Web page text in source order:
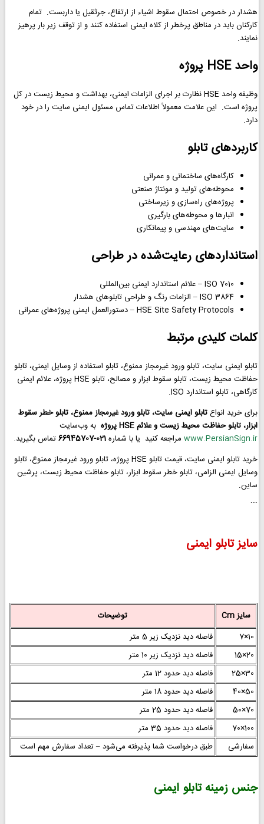
هشدار در خصوص احتمال سقوط اشیاء از ارتفاع، جرثقیل یا داربست. تمام
کارکنان باید در مناطق پرخطر از کلاه ایمنی استفاده کنند و از توقف زیر بار پرهیز
نمایند.
واحد HSE پروژه
وظیفه واحد HSE نظارت بر اجرای الزامات ایمنی، بهداشت و محیط زیست در کل
پروژه است. این علامت معمولاً اطلاعات تماس مسئول ایمنی سایت را در خود
دارد.
کاربردهای تابلو
کارگاه‌های ساختمانی و عمرانی
محوطه‌های تولید و مونتاژ صنعتی
پروژه‌های راه‌سازی و زیرساختی
انبارها و محوطه‌های بارگیری
سایت‌های مهندسی و پیمانکاری
استانداردهای رعایت‌شده در طراحی
ISO 7010 – علائم استاندارد ایمنی بین‌المللی
ISO 3864 – الزامات رنگ و طراحی تابلوهای هشدار
HSE Site Safety Protocols – دستورالعمل ایمنی پروژه‌های عمرانی
کلمات کلیدی مرتبط
تابلو ایمنی سایت، تابلو ورود غیرمجاز ممنوع، تابلو استفاده از وسایل ایمنی، تابلو
حفاظت محیط زیست، تابلو سقوط ابزار و مصالح، تابلو HSE پروژه، علائم ایمنی
کارگاهی، تابلو استاندارد ISO.
برای خرید انواعتابلو ایمنی سایت، تابلو ورود غیرمجاز ممنوع، تابلو خطر سقوط
ابزار، تابلو حفاظت محیط زیست و علائم HSE پروژه
به وب‌سایت
www.PersianSign.ir مراجعه کنید یا با شماره021-66945707
تماس بگیرید.
خرید تابلو ایمنی سایت، قیمت تابلو HSE پروژه، تابلو ورود غیرمجاز ممنوع، تابلو
وسایل ایمنی الزامی، تابلو خطر سقوط ابزار، تابلو حفاظت محیط زیست، پرشین
ساین.
```
سایز تابلو ایمنی
سایز Cm
توضیحات
10×7
فاصله دید نزدیک زیر 5 متر
20×15
فاصله دید نزدیک زیر 10 متر
30×25
فاصله دید حدود 12 متر
50×40
فاصله دید حدود 18 متر
70×50
فاصله دید حدود 25 متر
100×70
فاصله دید حدود 35 متر
سفارشی
طبق درخواست شما پذیرفته می‌شود – تعداد سفارش مهم است
جنس زمینه تابلو ایمنی